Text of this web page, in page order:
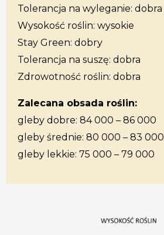
Tolerancja na wyleganie: dobra
Wysokość roślin: wysokie
Stay Green: dobry
Tolerancja na suszę: dobra
Zdrowotność roślin: dobra
Zalecana obsada roślin:
gleby dobre: 84 000 – 86 000
gleby średnie: 80 000 – 83 000
gleby lekkie: 75 000 – 79 000